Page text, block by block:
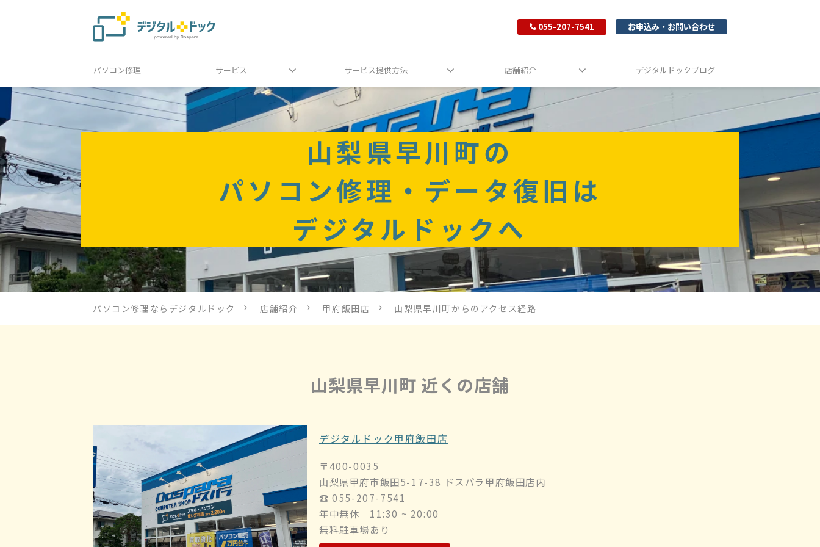
055-207-7541 お申込み・お問い合わせ
パソコン修理 サービス サービス提供方法 店舗紹介 デジタルドックブログ
山梨県早川町の
パソコン修理・データ復旧は
デジタルドックへ
パソコン修理ならデジタルドック 店舗紹介 甲府飯田店 山梨県早川町からのアクセス経路
山梨県早川町 近くの店舗
デジタルドック甲府飯田店
〒400-0035
山梨県甲府市飯田5-17-38 ドスパラ甲府飯田店内
☎︎ 055-207-7541
年中無休 11:30 ~ 20:00
無料駐車場あり